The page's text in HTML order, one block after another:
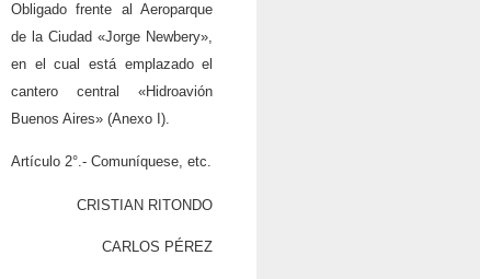
Obligado frente al Aeroparque
de la Ciudad «Jorge Newbery»,
en el cual está emplazado el
cantero central «Hidroavión
Buenos Aires» (Anexo I).
Artículo 2°.- Comuníquese, etc.
CRISTIAN RITONDO
CARLOS PÉREZ